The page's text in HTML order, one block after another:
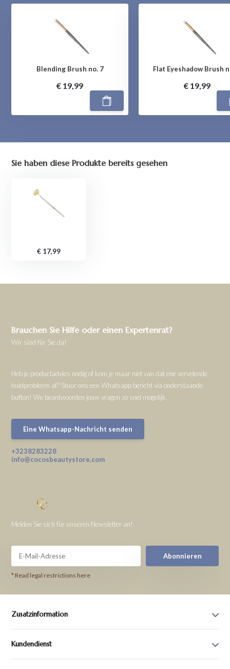
Blending Brush no. 7
€ 19,99
Flat Eyeshadow Brush
€ 19,99
Sie haben diese Produkte bereits gesehen
€ 17,99
Brauchen Sie Hilfe oder einen Expertenrat?
Wir sind für Sie da!
Heb je productadvies nodig of kom je maar niet van dat ene vervelende
huidprobleem af? Stuur ons een Whatsapp bericht via onderstaande
button! We beantwoorden jouw vragen zo snel mogelijk.
Eine Whatsapp-Nachricht senden
+3238283228
info@cocosbeautystore.com
Melden Sie sich für unseren Newsletter an!
Abonnieren
* Read legal restrictions here
Zusatzinformation
Kundendienst